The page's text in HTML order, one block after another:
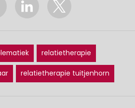
relatietherapie
relatietherapie tuitjenhorn